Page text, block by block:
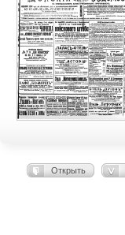
Открыть